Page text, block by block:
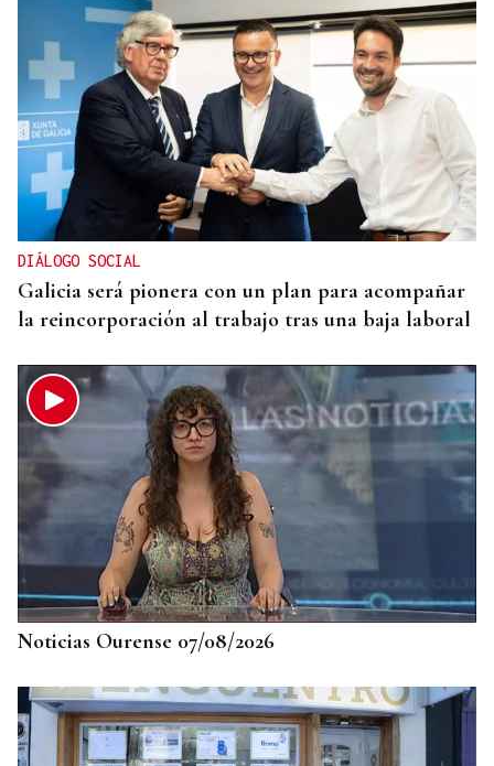
DISTRIBUIDORA FAMILIAR
Gaseosas Roca, medio siglo creciendo junto a
Valdeorras y Coca-Cola
DIÁLOGO SOCIAL
Galicia será pionera con un plan para acompañar
la reincorporación al trabajo tras una baja laboral
Noticias Ourense 07/08/2026